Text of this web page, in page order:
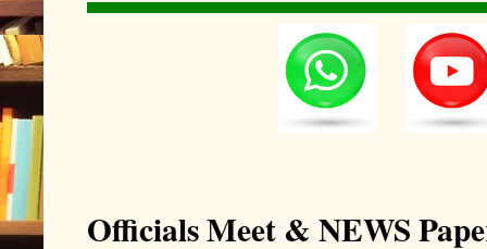
Officials Meet & NEWS